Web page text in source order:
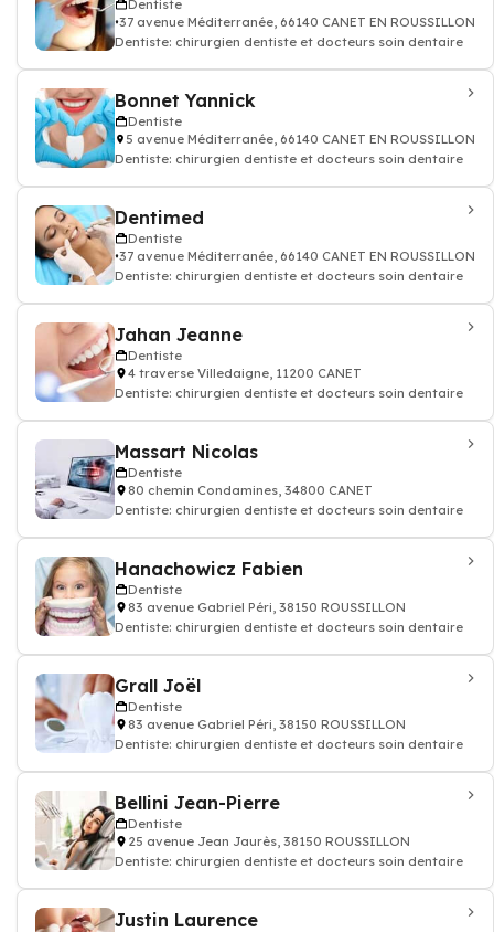
Dentiste
37 avenue Méditerranée, 66140 CANET EN ROUSSILLON
Dentiste: chirurgien dentiste et docteurs soin dentaire
Bonnet Yannick
Dentiste
5 avenue Méditerranée, 66140 CANET EN ROUSSILLON
Dentiste: chirurgien dentiste et docteurs soin dentaire
Dentimed
Dentiste
37 avenue Méditerranée, 66140 CANET EN ROUSSILLON
Dentiste: chirurgien dentiste et docteurs soin dentaire
Jahan Jeanne
Dentiste
4 traverse Villedaigne, 11200 CANET
Dentiste: chirurgien dentiste et docteurs soin dentaire
Massart Nicolas
Dentiste
80 chemin Condamines, 34800 CANET
Dentiste: chirurgien dentiste et docteurs soin dentaire
Hanachowicz Fabien
Dentiste
83 avenue Gabriel Péri, 38150 ROUSSILLON
Dentiste: chirurgien dentiste et docteurs soin dentaire
Grall Joël
Dentiste
83 avenue Gabriel Péri, 38150 ROUSSILLON
Dentiste: chirurgien dentiste et docteurs soin dentaire
Bellini Jean-Pierre
Dentiste
25 avenue Jean Jaurès, 38150 ROUSSILLON
Dentiste: chirurgien dentiste et docteurs soin dentaire
Justin Laurence